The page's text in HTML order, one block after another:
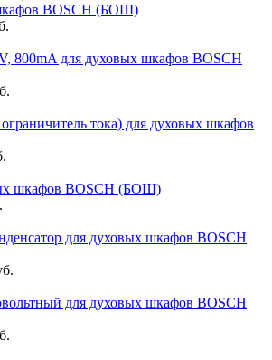
BOSCH (БОШ)
800mA для духовых шкафов BOSCH
тока) для духовых шкафов
шкафов BOSCH (БОШ)
для духовых шкафов BOSCH
для духовых шкафов BOSCH